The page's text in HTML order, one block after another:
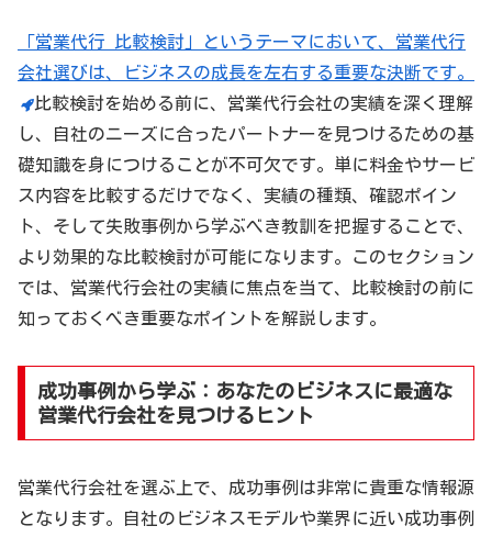
「営業代行 比較検討」というテーマにおいて、営業代行
会社選びは、ビジネスの成長を左右する重要な決断です。
比較検討を始める前に、営業代行会社の実績を深く理解
し、自社のニーズに合ったパートナーを見つけるための基
礎知識を身につけることが不可欠です。単に料金やサービ
ス内容を比較するだけでなく、実績の種類、確認ポイン
ト、そして失敗事例から学ぶべき教訓を把握することで、
より効果的な比較検討が可能になります。このセクション
では、営業代行会社の実績に焦点を当て、比較検討の前に
知っておくべき重要なポイントを解説します。
成功事例から学ぶ：あなたのビジネスに最適な
営業代行会社を見つけるヒント
営業代行会社を選ぶ上で、成功事例は非常に貴重な情報源
となります。自社のビジネスモデルや業界に近い成功事例